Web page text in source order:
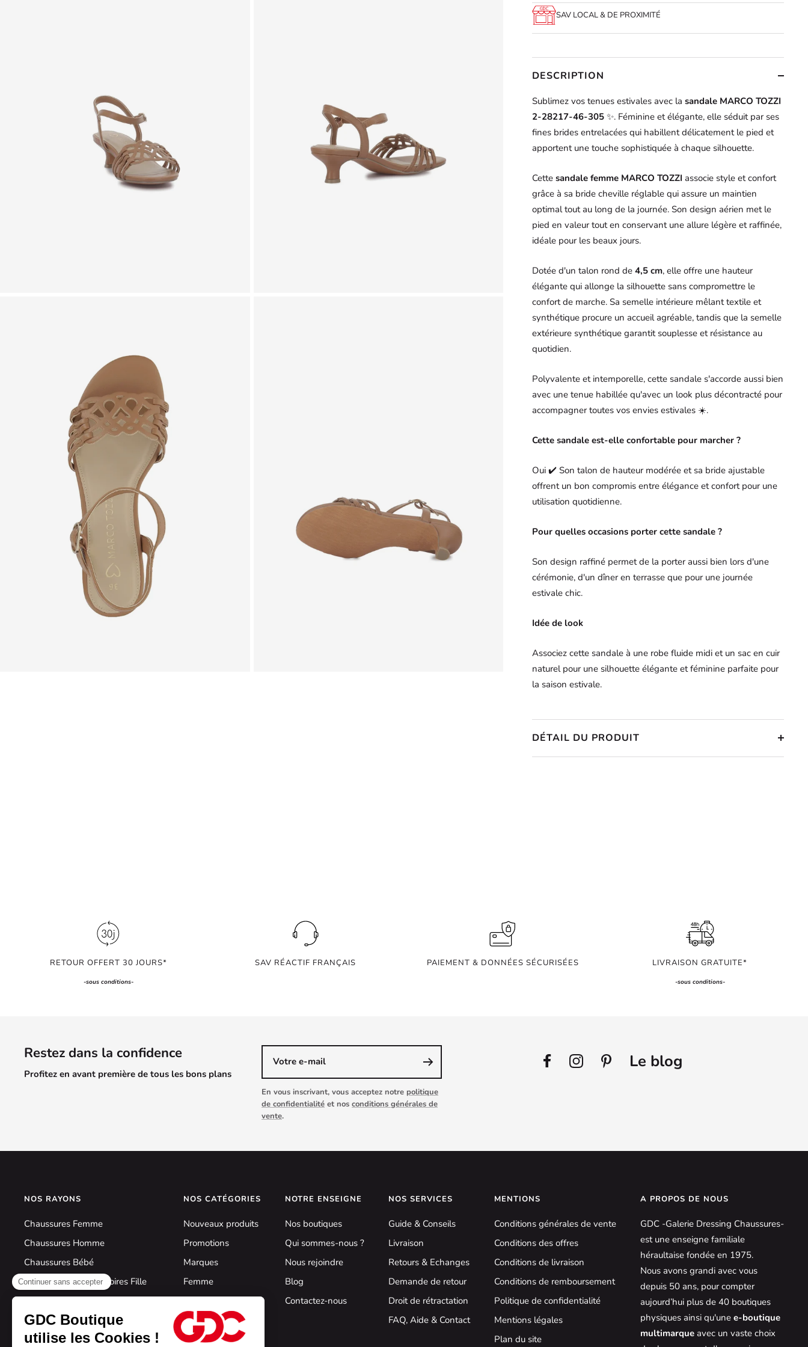
SAV LOCAL & DE PROXIMITÉ
DESCRIPTION
Sublimez vos tenues estivales avec lasandale MARCO TOZZI
2-28217-46-305 ✨. Féminine et élégante, elle séduit par ses
fines brides entrelacées qui habillent délicatement le pied et
apportent une touche sophistiquée à chaque silhouette.
Cettesandale femme MARCO TOZZI associe style et confort
grâce à sa bride cheville réglable qui assure un maintien
optimal tout au long de la journée. Son design aérien met le
pied en valeur tout en conservant une allure légère et raffinée,
idéale pour les beaux jours.
Dotée d'un talon rond de4,5 cm, elle offre une hauteur
élégante qui allonge la silhouette sans compromettre le
confort de marche. Sa semelle intérieure mêlant textile et
synthétique procure un accueil agréable, tandis que la semelle
extérieure synthétique garantit souplesse et résistance au
quotidien.
Polyvalente et intemporelle, cette sandale s'accorde aussi bien
avec une tenue habillée qu'avec un look plus décontracté pour
accompagner toutes vos envies estivales ☀️.
Cette sandale est-elle confortable pour marcher ?
Oui ✔️ Son talon de hauteur modérée et sa bride ajustable
offrent un bon compromis entre élégance et confort pour une
utilisation quotidienne.
Pour quelles occasions porter cette sandale ?
Son design raffiné permet de la porter aussi bien lors d'une
cérémonie, d'un dîner en terrasse que pour une journée
estivale chic.
Idée de look
Associez cette sandale à une robe fluide midi et un sac en cuir
naturel pour une silhouette élégante et féminine parfaite pour
la saison estivale.
DÉTAIL DU PRODUIT
RETOUR OFFERT 30 JOURS*
-sous conditions-
SAV RÉACTIF FRANÇAIS PAIEMENT & DONNÉES SÉCURISÉES LIVRAISON GRATUITE*
-sous conditions-
Restez dans la confidence
Profitez en avant première de tous les bons plans
Votre e-mail
En vous inscrivant, vous acceptez notre politique
de confidentialité et nos conditions générales de
vente.
Le blog
NOS RAYONS
Chaussures Femme
Chaussures Homme
Chaussures Bébé
Chaussures & Accessoires Fille
Chaussures & Accessoires Garçon
NOS CATÉGORIES
Nouveaux produits
Promotions
Marques
Femme
Homme
NOTRE ENSEIGNE
Nos boutiques
Qui sommes-nous ?
Nous rejoindre
Blog
Contactez-nous
NOS SERVICES
Guide & Conseils
Livraison
Retours & Echanges
Demande de retour
Droit de rétractation
FAQ, Aide & Contact
MENTIONS
Conditions générales de vente
Conditions des offres
Conditions de livraison
Conditions de remboursement
Politique de confidentialité
Mentions légales
Plan du site
A PROPOS DE NOUS
GDC -Galerie Dressing Chaussures-
est une enseigne familiale
héraultaise fondée en 1975.
Nous avons grandi avec vous
depuis 50 ans, pour compter
aujourd’hui plus de 40 boutiques
physiques ainsi qu'une e‑boutique
multimarque avec un vaste choix